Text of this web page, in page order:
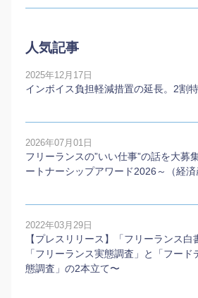
人気記事
2025年12月17日
インボイス負担軽減措置の延長。2割
2026年07月01日
フリーランスの”いい仕事”の話を大募
ートナーシップアワード2026～（経済
2022年03月29日
【プレスリリース】「フリーランス
「フリーランス実態調査」と「フー
態調査」の2本⽴て〜